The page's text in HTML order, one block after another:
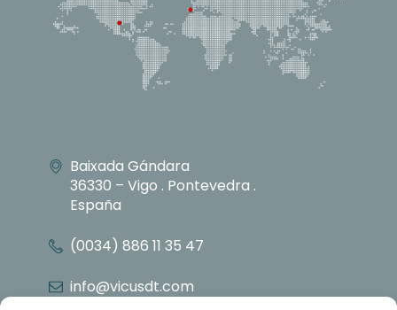
Baixada Gándara
36330 – Vigo . Pontevedra .
España
(0034) 886 11 35 47
info@vicusdt.com